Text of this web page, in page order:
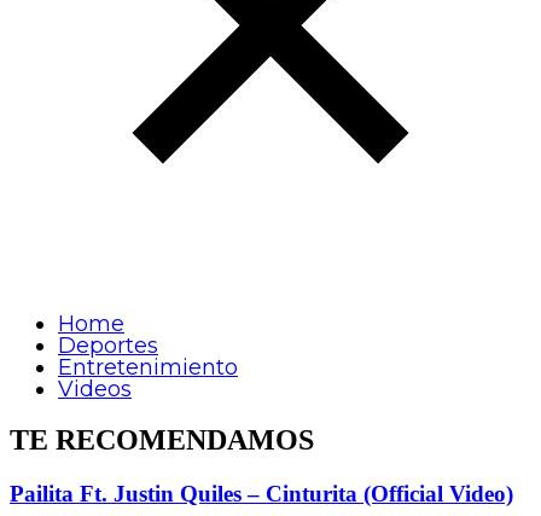
Home
Deportes
Entretenimiento
Videos
TE RECOMENDAMOS
Pailita Ft. Justin Quiles – Cinturita (Official Video)